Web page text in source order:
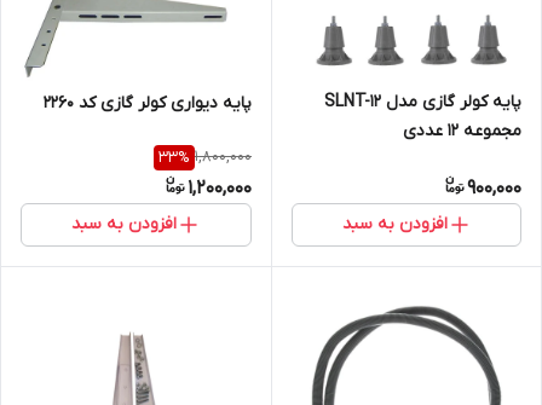
پایه کولر گازی مدل SLNT-12
مجموعه 12 عددی
900,000
افزودن به سبد
پایه دیواری کولر گازی کد 2260
1,800,000
33%
1,200,000
افزودن به سبد